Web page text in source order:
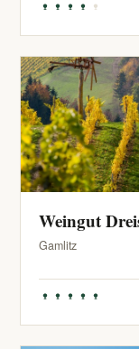
Weingut
Gamlitz